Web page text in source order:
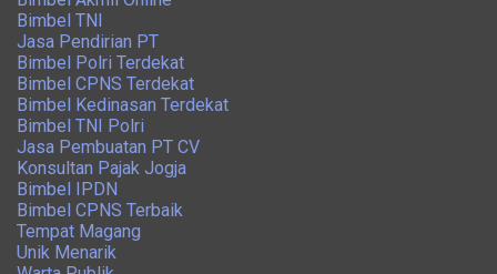
Bimbel TNI
Jasa Pendirian PT
Bimbel Polri Terdekat
Bimbel CPNS Terdekat
Bimbel Kedinasan Terdekat
Bimbel TNI Polri
Jasa Pembuatan PT CV
Konsultan Pajak Jogja
Bimbel IPDN
Bimbel CPNS Terbaik
Tempat Magang
Unik Menarik